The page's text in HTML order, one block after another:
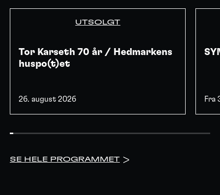
UTSOLGT
Tor Karseth 70 år / Hedmarkens
huspo(t)et
26. august 2026 Fra
SE HELE PROGRAMMET >